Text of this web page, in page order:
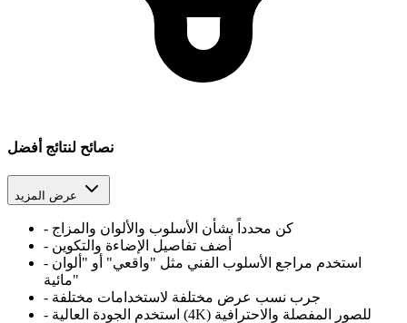
نصائح لنتائج أفضل
عرض المزيد
- كن محدداً بشأن الأسلوب والألوان والمزاج
- أضف تفاصيل الإضاءة والتكوين
- استخدم مراجع الأسلوب الفني مثل "واقعي" أو "ألوان
مائية"
- جرب نسب عرض مختلفة لاستخدامات مختلفة
-
استخدم الجودة العالية (4K) للصور المفصلة والاحترافية